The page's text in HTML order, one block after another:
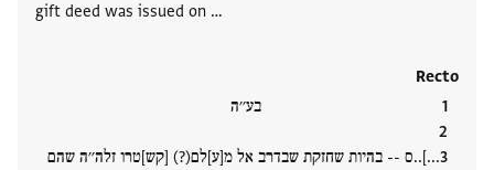
gift deed was issued on …
Recto
בע׳׳ה
...]..ס -- בהיות שחזקת שבדרב אל מ[ע]לם(?) [קש]טרו זלה׳׳ה שהם